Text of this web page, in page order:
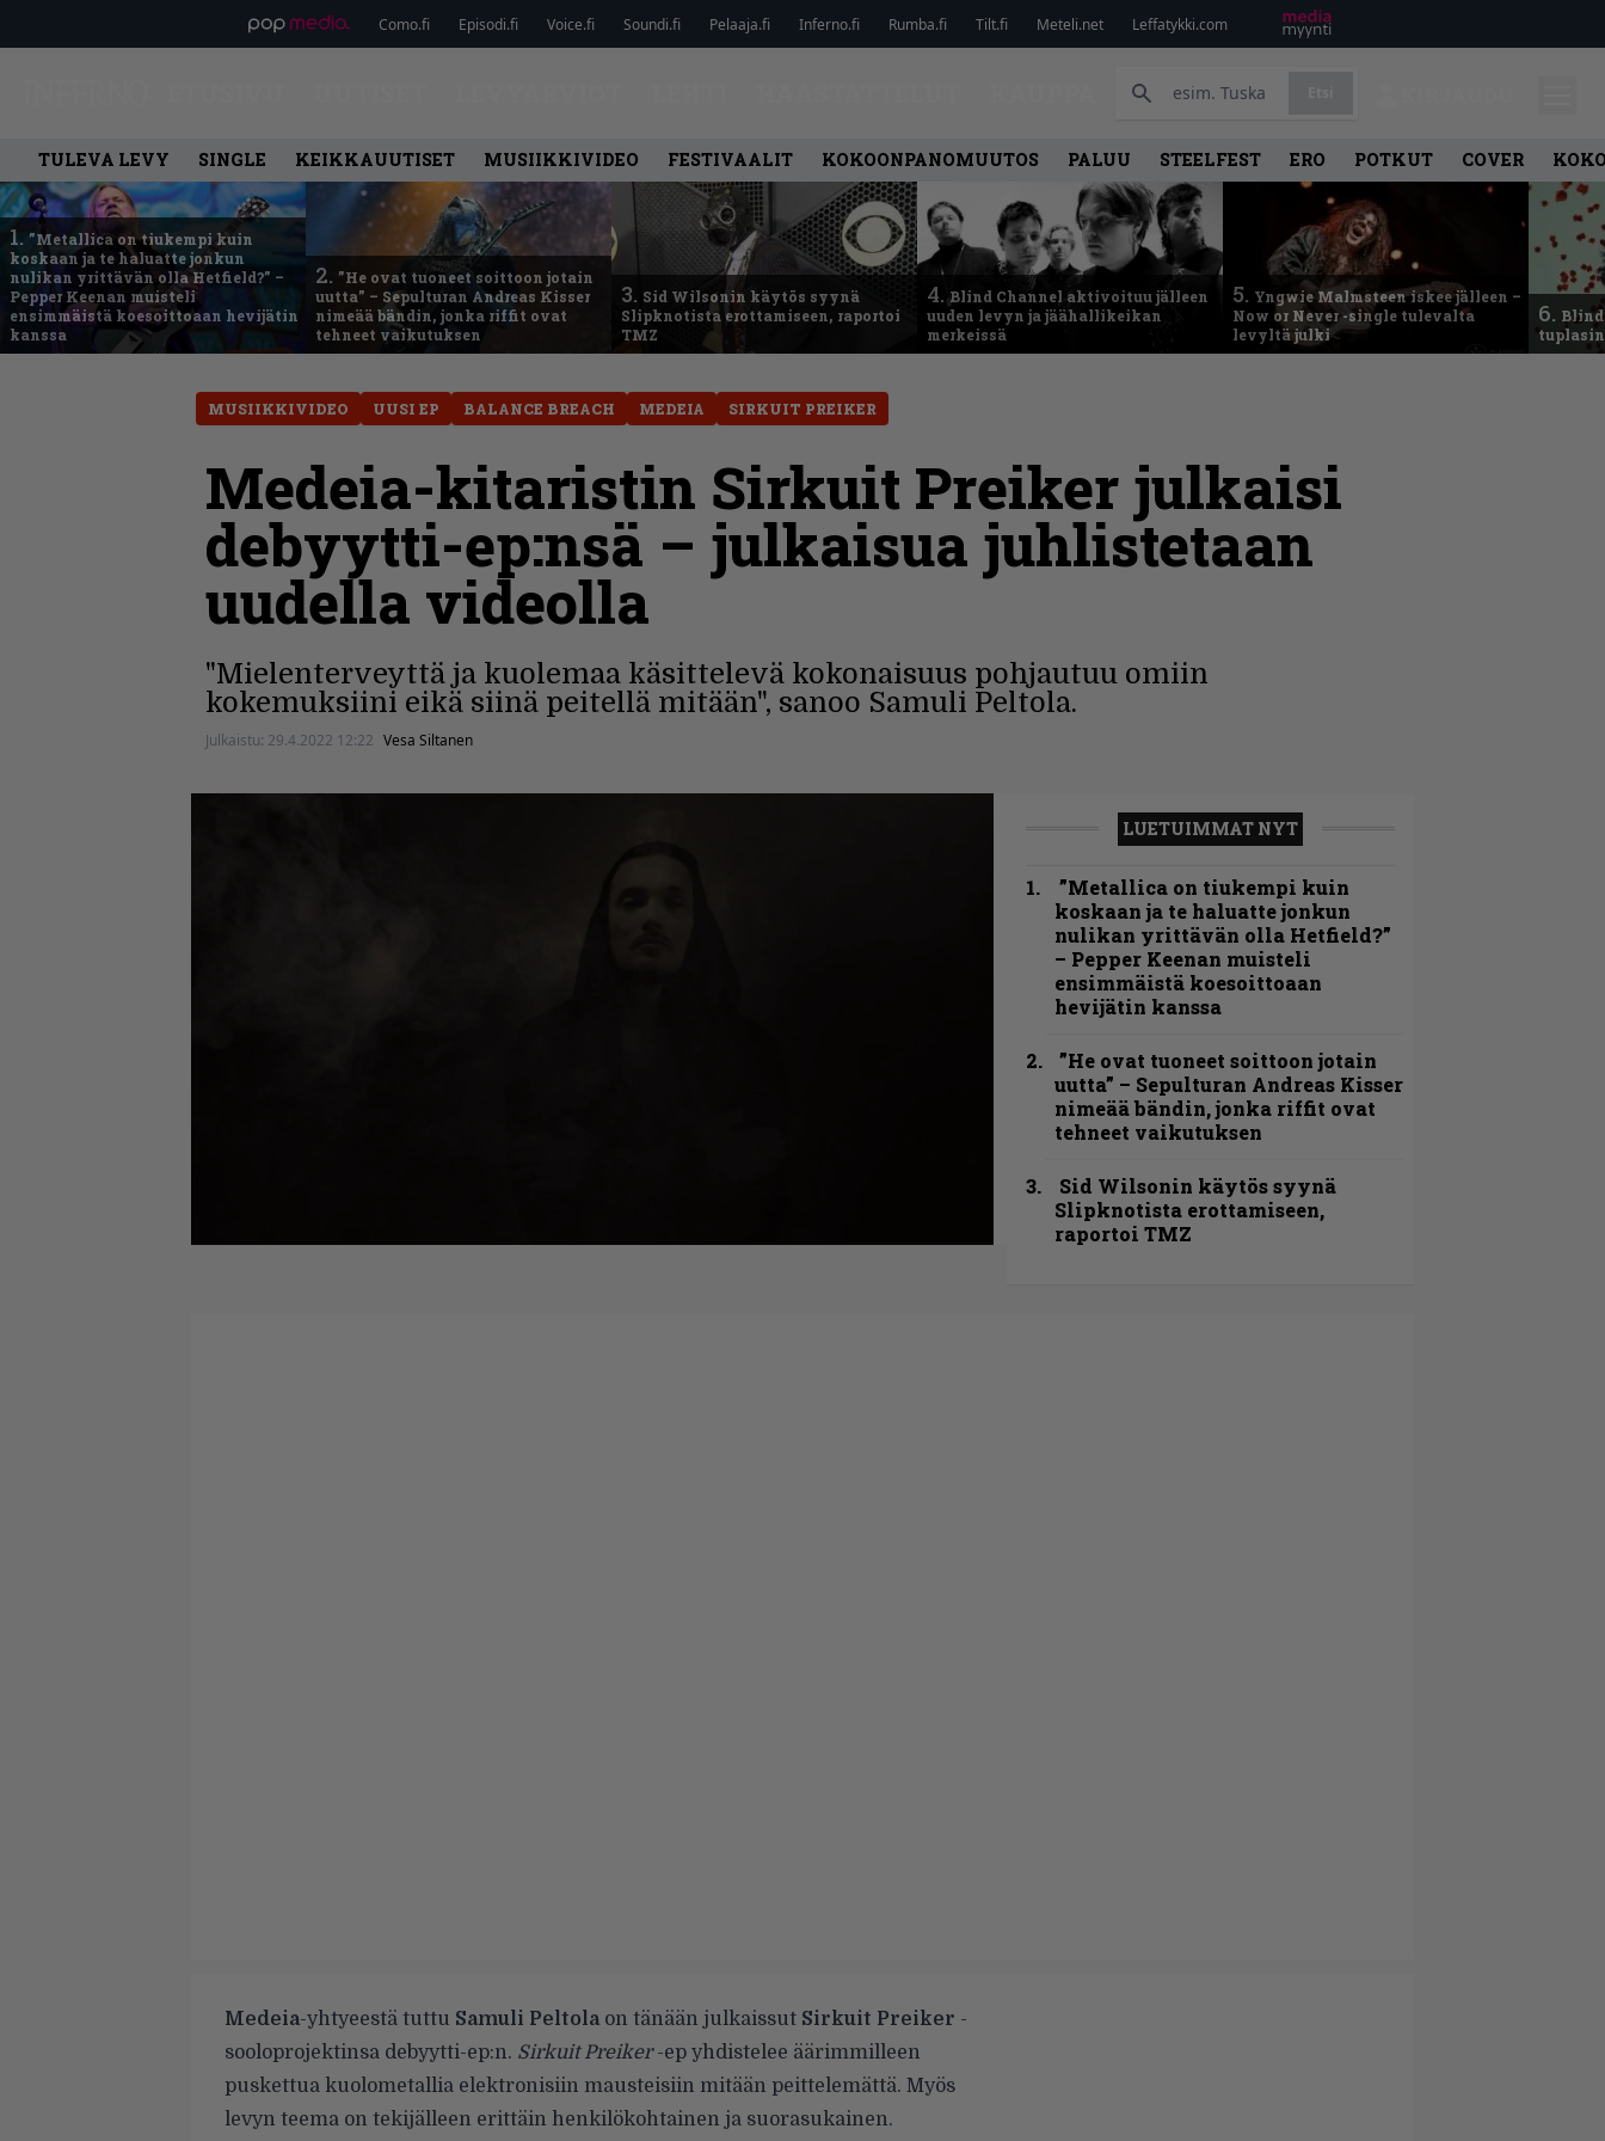
Como.fi Episodi.fi Voice.fi Soundi.fi Pelaaja.fi Inferno.fi Rumba.fi Tilt.fi Meteli.net Leffatykki.com
TULEVA LEVY SINGLE KEIKKAUUTISET MUSIIKKIVIDEO FESTIVAALIT KOKOONPANOMUUTOS PALUU STEELFEST ERO POTKUT COVER
1. ”Metallica on tiukempi kuin
koskaan ja te haluatte jonkun
nulikan yrittävän olla Hetfield?” –
Pepper Keenan muisteli
ensimmäistä koesoittoaan hevijätin
kanssa
2. ”He ovat tuoneet soittoon jotain
uutta” – Sepulturan Andreas Kisser
nimeää bändin, jonka riffit ovat
tehneet vaikutuksen
3. Sid Wilsonin käytös syynä
Slipknotista erottamiseen, raportoi
TMZ
4.Blind Channel aktivoituu jälleen
uuden levyn ja jäähallikeikan
merkeissä
5. Yngwie Malmsteen iskee jälleen –
Now or Never -single tulevalta
levyltä julki
6.
MUSIIKKIVIDEO UUSI EP BALANCE BREACH MEDEIA SIRKUIT PREIKER
Medeia-kitaristin Sirkuit Preiker julkaisi
debyytti-ep:nsä – julkaisua juhlistetaan
uudella videolla
"Mielenterveyttä ja kuolemaa käsittelevä kokonaisuus pohjautuu omiin
kokemuksiini eikä siinä peitellä mitään", sanoo Samuli Peltola.
Julkaistu: 29.4.2022 12:22 Vesa Siltanen
LUETUIMMAT NYT
”Metallica on tiukempi kuin
koskaan ja te haluatte jonkun
nulikan yrittävän olla Hetfield?”
– Pepper Keenan muisteli
ensimmäistä koesoittoaan
hevijätin kanssa
”He ovat tuoneet soittoon jotain
uutta” – Sepulturan Andreas Kisser
nimeää bändin, jonka riffit ovat
tehneet vaikutuksen
Sid Wilsonin käytös syynä
Slipknotista erottamiseen,
raportoi TMZ
Medeia-yhtyeestä tuttu Samuli Peltolaon tänään julkaissut Sirkuit Preiker -
sooloprojektinsa debyytti-ep:n. Sirkuit Preiker-ep yhdistelee äärimmilleen
puskettua kuolometallia elektronisiin mausteisiin mitään peittelemättä. Myös
levyn teema on tekijälleen erittäin henkilökohtainen ja suorasukainen.